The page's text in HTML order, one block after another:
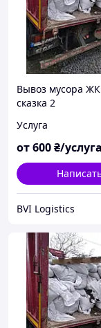
Вывоз мусора
сказка 2
Услуга
от600₴/услуга
BVI Logistics